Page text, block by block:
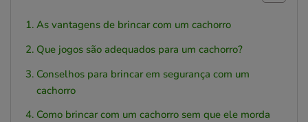
As vantagens de brincar com um cachorro
Que jogos são adequados para um cachorro?
Conselhos para brincar em segurança com um
cachorro
Como brincar com um cachorro sem que ele morda